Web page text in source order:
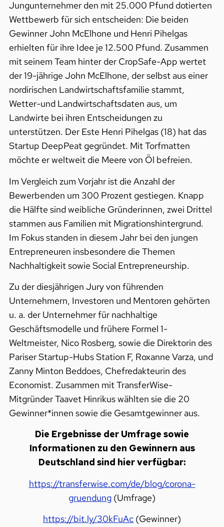
Jungunternehmer den mit 25.000 Pfund dotierten
Wettbewerb für sich entscheiden: Die beiden
Gewinner John McElhone und Henri Pihelgas
erhielten für ihre Idee je 12.500 Pfund. Zusammen
mit seinem Team hinter der CropSafe-App wertet
der 19-jährige John McElhone, der selbst aus einer
nordirischen Landwirtschaftsfamilie stammt,
Wetter-und Landwirtschaftsdaten aus, um
Landwirte bei ihren Entscheidungen zu
unterstützen. Der Este Henri Pihelgas (18) hat das
Startup DeepPeat gegründet. Mit Torfmatten
möchte er weltweit die Meere von Öl befreien.
Im Vergleich zum Vorjahr ist die Anzahl der
Bewerbenden um 300 Prozent gestiegen. Knapp
die Hälfte sind weibliche Gründerinnen, zwei Drittel
stammen aus Familien mit Migrationshintergrund.
Im Fokus standen in diesem Jahr bei den jungen
Entrepreneuren insbesondere die Themen
Nachhaltigkeit sowie Social Entrepreneurship.
Zu der diesjährigen Jury von führenden
Unternehmern, Investoren und Mentoren gehörten
u. a. der Unternehmer für nachhaltige
Geschäftsmodelle und frühere Formel 1-
Weltmeister, Nico Rosberg, sowie die Direktorin des
Pariser Startup-Hubs Station F, Roxanne Varza, und
Zanny Minton Beddoes, Chefredakteurin des
Economist. Zusammen mit TransferWise-
Mitgründer Taavet Hinrikus wählten sie die 20
Gewinner*innen sowie die Gesamtgewinner aus.
Die Ergebnisse der Umfrage sowie
Informationen zu den Gewinnern aus
Deutschland sind hier verfügbar:
https://transferwise.com/de/blog/corona-
gruendung​ (Umfrage)
https://bit.ly/30kFuAc​ (Gewinner)